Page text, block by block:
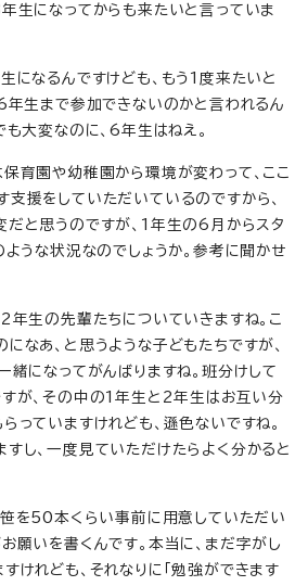
生になってからも来たいと言っていま
になるんですけども、もう1度来たいと
年生まで参加できないのかと言われるん
大変なのに、6年生はねえ。
育園や幼稚園から環境が変わって、ここ
援をしていただいているのですから、
だと思うのですが、1年生の6月からスタ
うな状況なのでしょうか。参考に聞かせ
生の先輩たちについていきますね。こ
なあ、と思うような子どもたちですが、
緒になってがんばりますね。班分けして
が、その中の1年生と2年生はお互い分
っていますけれども、遜色ないですね。
し、一度見ていただけたらよく分かると
を50本くらい事前に用意していただい
願いを書くんです。本当に、まだ字がし
けれども、それなりに「勉強ができます